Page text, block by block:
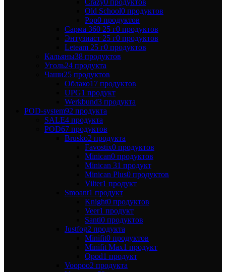
Old School0 продуктов
Pop0 продуктов
Сарма 360 25 г0 продуктов
Энтузиаст 25 г0 продуктов
Leteam 25 г0 продуктов
Кальяны38 продуктов
Уголь24 продукта
Чаши25 продуктов
Облако17 продуктов
UPG1 продукт
Werkbund3 продукта
POD-system92 продукта
SALE4 продукта
POD67 продуктов
Brusko2 продукта
Favostix0 продуктов
Minican0 продуктов
Minican 31 продукт
Minican Plus0 продуктов
Vilter1 продукт
Smoant1 продукт
Knight0 продуктов
Veer1 продукт
Santi0 продуктов
Justfog2 продукта
Minifit0 продуктов
Minifit Max1 продукт
Qpod1 продукт
Voopoo2 продукта